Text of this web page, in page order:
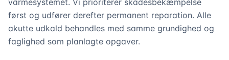
varmesystemet. Vi prioriterer skadesbekæmpelse
først og udfører derefter permanent reparation. Alle
akutte udkald behandles med samme grundighed og
faglighed som planlagte opgaver.